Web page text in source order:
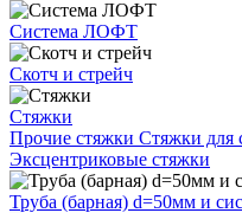
Система ЛОФТ
Скотч и стрейч
Стяжки
Прочие стяжки Стяжки для
Эксцентриковые стяжки
Труба (барная) d=50мм и